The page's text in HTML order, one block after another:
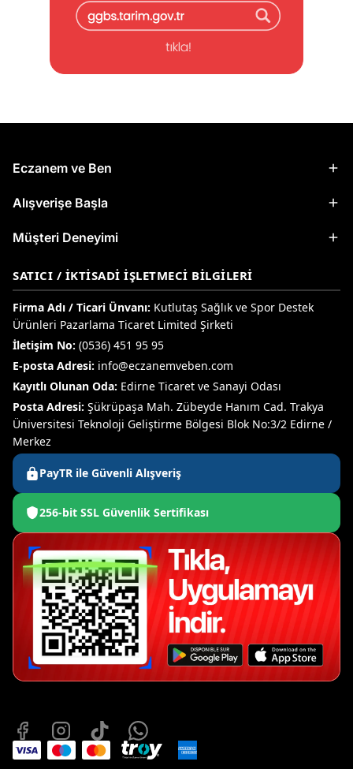
Eczanem ve Ben
Alışverişe Başla
Müşteri Deneyimi
SATICI / İKTISADI İŞLETMECI BILGILERI
Firma Adı / Ticari Ünvanı: Kutlutaş Sağlık ve Spor Destek
Ürünleri Pazarlama Ticaret Limited Şirketi
İletişim No: (0536) 451 95 95
E-posta Adresi: info@eczanemveben.com
Kayıtlı Olunan Oda: Edirne Ticaret ve Sanayi Odası
Posta Adresi: Şükrüpaşa Mah. Zübeyde Hanım Cad. Trakya
Üniversitesi Teknoloji Geliştirme Bölgesi Blok No:3/2 Edirne /
Merkez
PayTR ile Güvenli Alışveriş
256-bit SSL Güvenlik Sertifikası